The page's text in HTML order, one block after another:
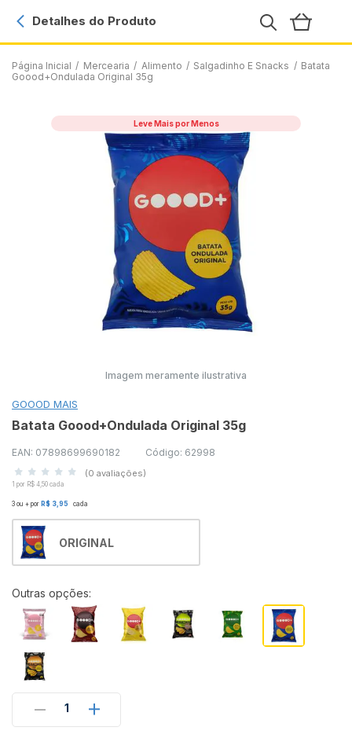
Página Inicial / Mercearia / Alimento / Salgadinho E Snacks / Batata
Goood+Ondulada Original 35g
Detalhes do Produto
Leve Mais por Menos
Imagem meramente ilustrativa
GOOOD MAIS
Batata Goood+Ondulada Original 35g
EAN: 07898699690182 Código: 62998
(0 avaliações)
1 por R$ 4,50 cada
3 ou + por R$ 3,95 cada
ORIGINAL
Outras opções:
1